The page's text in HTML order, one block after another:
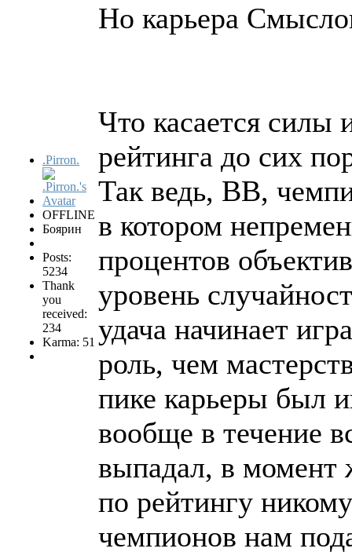
.Pirron.
OFFLINE
Боярин
Posts:
5234
Thank
you
received:
234
Karma: 51
Но карьера
Что касается силы
рейтинга до сих
Так ведь, ВВ,
в котором
процентов
уровень
удача начинает
роль, чем
пике карьеры был
вообще в течение
выпадал, в момент
по рейтингу
чемпионов нам